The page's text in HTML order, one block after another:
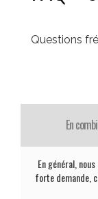
Questions
En
En général,
forte demande,